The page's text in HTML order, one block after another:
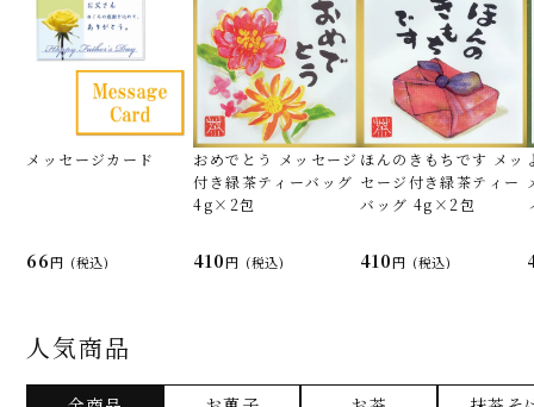
メッセージカード
66 (税込)
おめでとう メッセージ
付き緑茶ティーバッグ
4g×2包
410 (税込)
ほんのきもちです メッ
セージ付き緑茶ティー
バッグ 4g×2包
410 (税込)
人気商品